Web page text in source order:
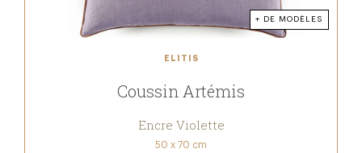
+ DE MODÈLES
ELITIS
Coussin Artémis
Encre Violette
50 x 70 cm